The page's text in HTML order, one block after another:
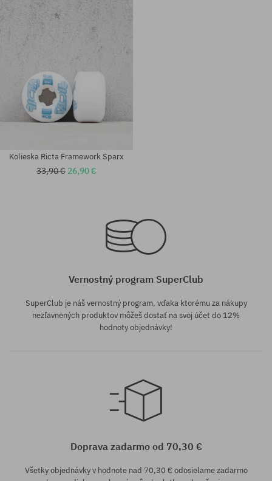
51
Kolieska Ricta Framework Sparx
33,90 € 26,90 €
Vernostný program SuperClub
SuperClub je náš vernostný program, vďaka ktorému za nákupy
nezľavnených produktov môžeš dostať na svoj účet do 12%
hodnoty objednávky!
Doprava zadarmo od 70,30 €
Všetky objednávky v hodnote nad 70,30 € odosielame zadarmo